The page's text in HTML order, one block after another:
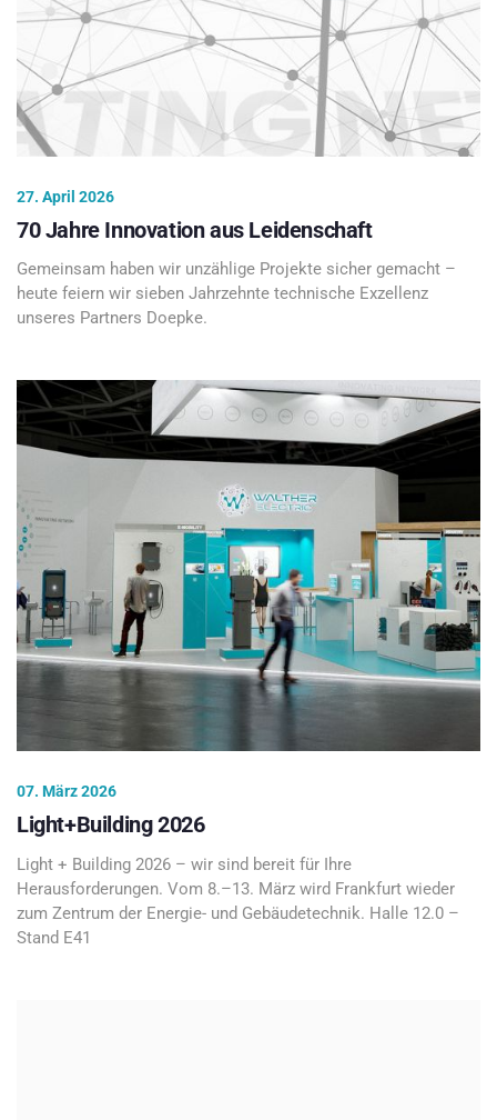
27. April 2026
70 Jahre Innovation aus Leidenschaft
Gemeinsam haben wir unzählige Projekte sicher gemacht –
heute feiern wir sieben Jahrzehnte technische Exzellenz
unseres Partners Doepke.
07. März 2026
Light+Building 2026
Light + Building 2026 – wir sind bereit für Ihre
Herausforderungen. Vom 8.–13. März wird Frankfurt wieder
zum Zentrum der Energie- und Gebäudetechnik. Halle 12.0 –
Stand E41